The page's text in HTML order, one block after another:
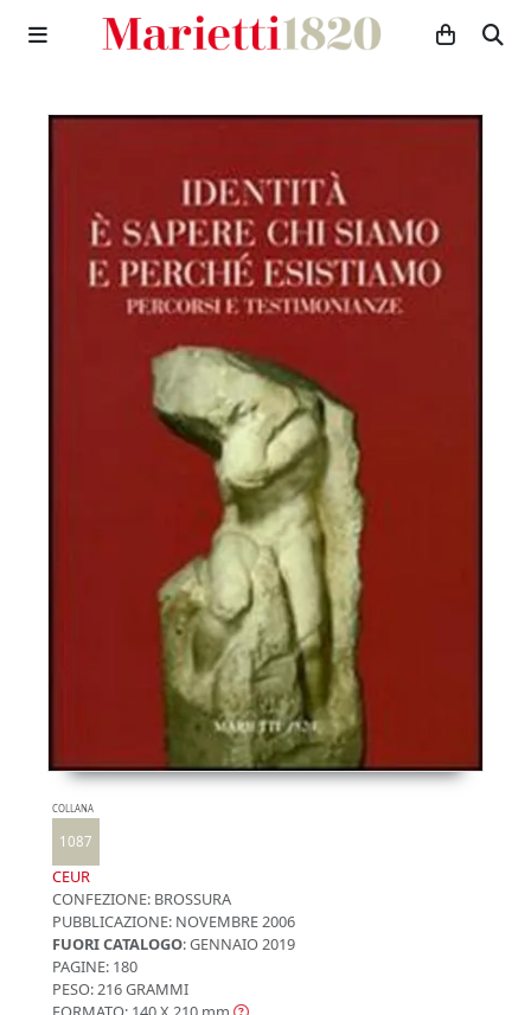
COLLANA
1087
CEUR
CONFEZIONE: BROSSURA
PUBBLICAZIONE: NOVEMBRE 2006
FUORI CATALOGO: GENNAIO 2019
PAGINE: 180
PESO: 216 GRAMMI